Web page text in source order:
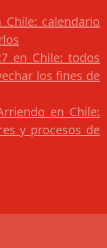
calendario
en Chile: todos
los fines de
en Chile:
y procesos de